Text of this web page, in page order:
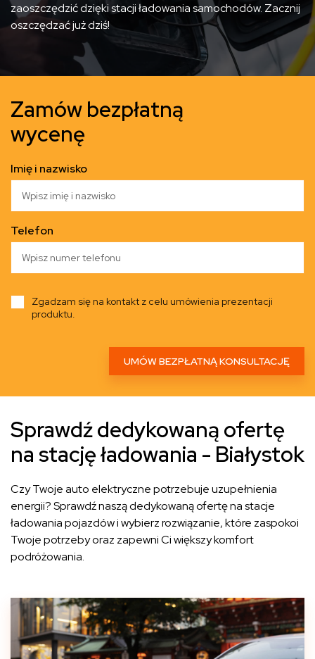
zaoszczędzić dzięki stacji ładowania samochodów. Zacznij
oszczędzać już dziś!
Zamów bezpłatną
wycenę
Imię i nazwisko
Telefon
Zgadzam się na kontakt z celu umówienia prezentacji
produktu.
Sprawdź dedykowaną ofertę
na stację ładowania - Białystok
Czy Twoje auto elektryczne potrzebuje uzupełnienia
energii? Sprawdź naszą dedykowaną ofertę na stacje
ładowania pojazdów i wybierz rozwiązanie, które zaspokoi
Twoje potrzeby oraz zapewni Ci większy komfort
podróżowania.